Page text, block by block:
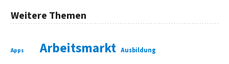
Weitere Themen
Apps Arbeitsmarkt Ausbildung